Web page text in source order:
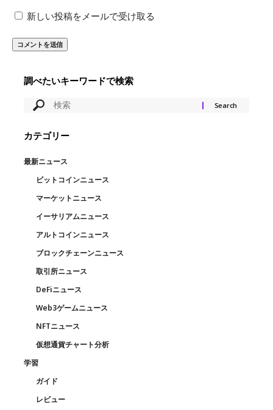
新しい投稿をメールで受け取る
調べたいキーワードで検索
カテゴリー
最新ニュース
ビットコインニュース
マーケットニュース
イーサリアムニュース
アルトコインニュース
ブロックチェーンニュース
取引所ニュース
DeFiニュース
Web3ゲームニュース
NFTニュース
仮想通貨チャート分析
学習
ガイド
レビュー